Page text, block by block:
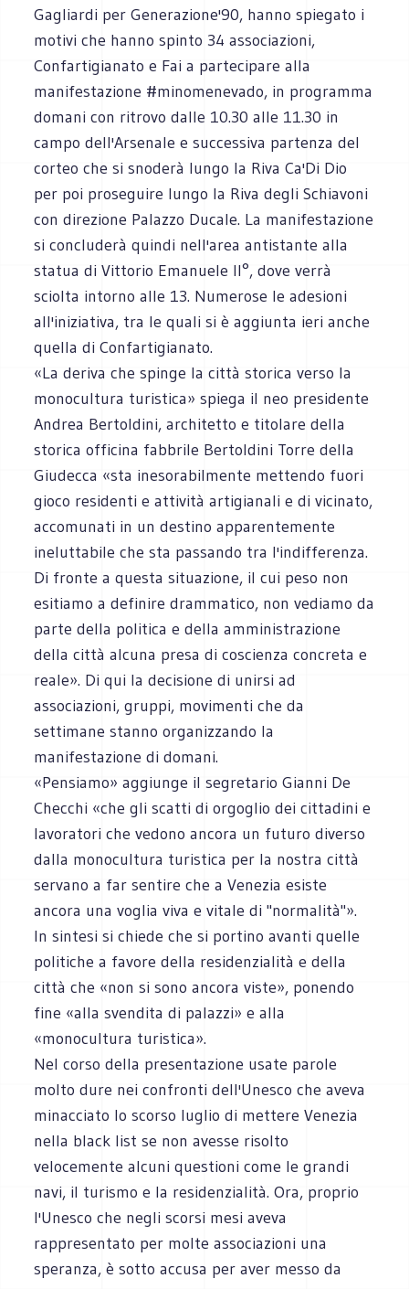
Gagliardi per Generazione'90, hanno spiegato i
motivi che hanno spinto 34 associazioni,
Confartigianato e Fai a partecipare alla
manifestazione #minomenevado, in programma
domani con ritrovo dalle 10.30 alle 11.30 in
campo dell'Arsenale e successiva partenza del
corteo che si snoderà lungo la Riva Ca'Di Dio
per poi proseguire lungo la Riva degli Schiavoni
con direzione Palazzo Ducale. La manifestazione
si concluderà quindi nell'area antistante alla
statua di Vittorio Emanuele II°, dove verrà
sciolta intorno alle 13. Numerose le adesioni
all'iniziativa, tra le quali si è aggiunta ieri anche
quella di Confartigianato.
«La deriva che spinge la città storica verso la
monocultura turistica» spiega il neo presidente
Andrea Bertoldini, architetto e titolare della
storica officina fabbrile Bertoldini Torre della
Giudecca «sta inesorabilmente mettendo fuori
gioco residenti e attività artigianali e di vicinato,
accomunati in un destino apparentemente
ineluttabile che sta passando tra l'indifferenza.
Di fronte a questa situazione, il cui peso non
esitiamo a definire drammatico, non vediamo da
parte della politica e della amministrazione
della città alcuna presa di coscienza concreta e
reale». Di qui la decisione di unirsi ad
associazioni, gruppi, movimenti che da
settimane stanno organizzando la
manifestazione di domani.
«Pensiamo» aggiunge il segretario Gianni De
Checchi «che gli scatti di orgoglio dei cittadini e
lavoratori che vedono ancora un futuro diverso
dalla monocultura turistica per la nostra città
servano a far sentire che a Venezia esiste
ancora una voglia viva e vitale di "normalità"».
In sintesi si chiede che si portino avanti quelle
politiche a favore della residenzialità e della
città che «non si sono ancora viste», ponendo
fine «alla svendita di palazzi» e alla
«monocultura turistica».
Nel corso della presentazione usate parole
molto dure nei confronti dell'Unesco che aveva
minacciato lo scorso luglio di mettere Venezia
nella black list se non avesse risolto
velocemente alcuni questioni come le grandi
navi, il turismo e la residenzialità. Ora, proprio
l'Unesco che negli scorsi mesi aveva
rappresentato per molte associazioni una
speranza, è sotto accusa per aver messo da